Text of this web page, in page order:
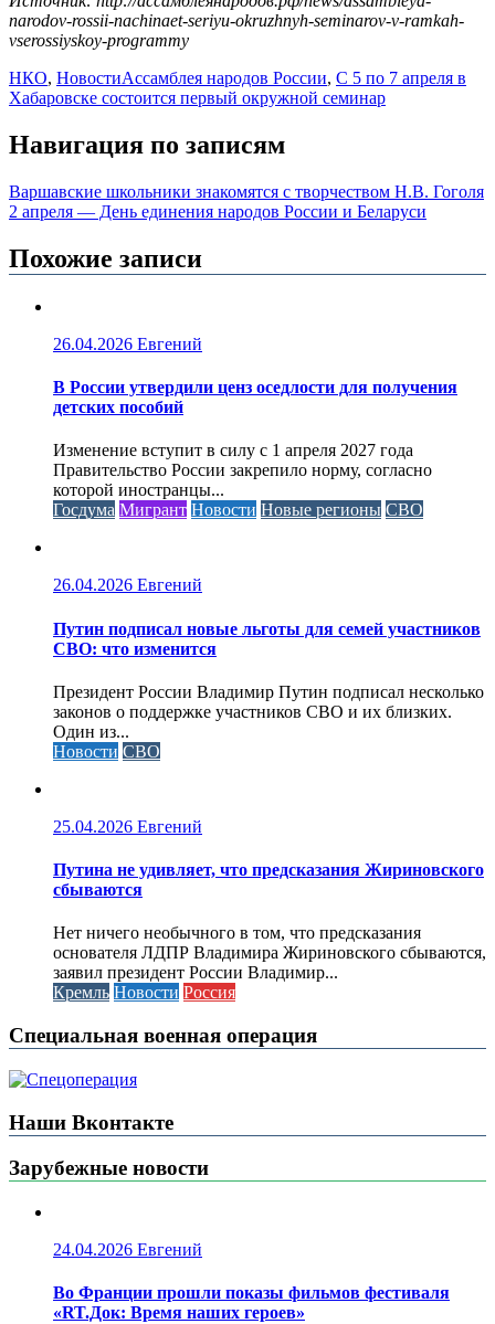
narodov-rossii-nachinaet-seriyu-okruzhnyh-seminarov-v-ramkah-
vserossiyskoy-programmy
НКО, НовостиАссамблея народов России, С 5 по 7 апреля в
Хабаровске состоится первый окружной семинар
Навигация по записям
Варшавские школьники знакомятся с творчеством Н.В. Гоголя
2 апреля — День единения народов России и Беларуси
Похожие записи
26.04.2026 Евгений
В России утвердили ценз оседлости для получения
детских пособий
Изменение вступит в силу с 1 апреля 2027 года
Правительство России закрепило норму, согласно
которой иностранцы...
Госдума Мигрант Новости Новые регионы СВО
26.04.2026 Евгений
Путин подписал новые льготы для семей участников
СВО: что изменится
Президент России Владимир Путин подписал несколько
законов о поддержке участников СВО и их близких.
Один из...
Новости СВО
25.04.2026 Евгений
Путина не удивляет, что предсказания Жириновского
сбываются
Нет ничего необычного в том, что предсказания
основателя ЛДПР Владимира Жириновского сбываются,
заявил президент России Владимир...
Кремль Новости Россия
Специальная военная операция
Наши Вконтакте
Зарубежные новости
24.04.2026 Евгений
Во Франции прошли показы фильмов фестиваля
«RT.Док: Время наших героев»